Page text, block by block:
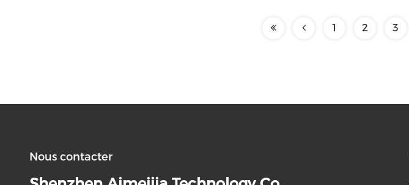
1 2 3
Nous contacter